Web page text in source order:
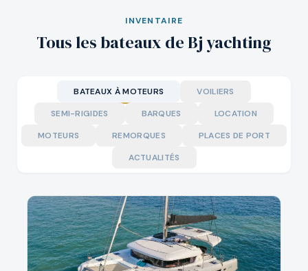
INVENTAIRE
Tous les bateaux de Bj yachting
BATEAUX À MOTEURS
VOILIERS
SEMI-RIGIDES
BARQUES
LOCATION
MOTEURS
REMORQUES
PLACES DE PORT
ACTUALITÉS